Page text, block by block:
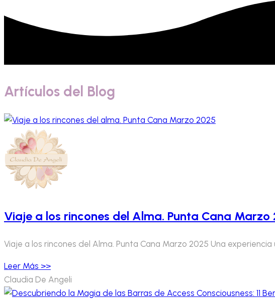
Artículos del Blog
Viaje a los rincones del Alma. Punta Cana Marzo
Viaje a los rincones del Alma. Punta Cana Marzo 2025 Una
Leer Más >>
Claudia De Angeli